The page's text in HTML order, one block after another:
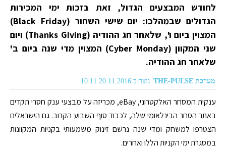
לחודש המבצעים הגדול, זאת בזכות ימי המכירות
הגדולים שבמהלכו: יום שישי השחור (Black Friday)
המצוין ביום ו', שלאחר חג ההודיה (Thanks Giving) ויום
שני המקוון (Cyber Monday) המצוין מדי שנה ביום ב'
שלאחר חג ההודיה.
מערכת THE-PULSE נוצר ב 20.11.2016 10:11
ענקית המסחר האלקטרוני, eBay, מכריזה על מבצעי ענק חסרי תקדים
באתר הסחר הבינלאומי שלה, לכבוד סוף השבוע הקרוב. גם הישראלים
הצטרפו למשחק ומדי שנה נרשם זינוק משמעותי בקניות המקוונות
במסגרת ימי הקניות הללו ואחרים.